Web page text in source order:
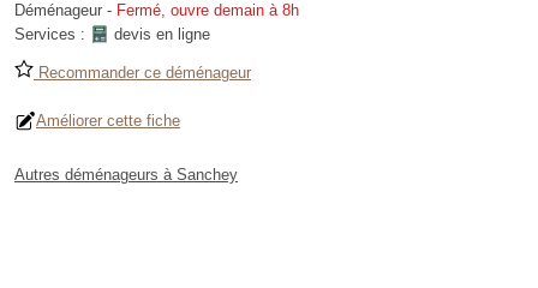
Déménageur - Fermé, ouvre demain à 8h
Services :
devis en ligne
Recommander ce déménageur
Améliorer cette fiche
Autres déménageurs à Sanchey